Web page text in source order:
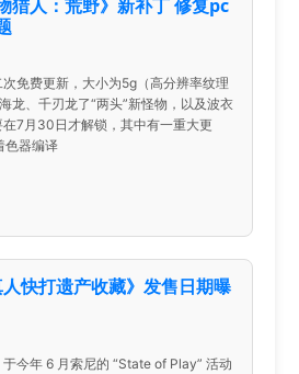
猎人：荒野》新补丁 修复pc
免费更新，大小为5g（高分辨率纹理
龙、千刃龙了“两头”新怪物，以及波衣
7月30日才解锁，其中有一重大更
色器编译
快打遗产收藏》发售日期曝
于今年 6 月索尼的 “State of Play” 活动